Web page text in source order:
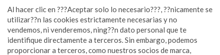
Al hacer clic en ???Aceptar solo lo necesario???, ??nicamente se
utilizar??n las cookies estrictamente necesarias y no
vendemos, ni venderemos, ning??n dato personal que te
identifique directamente a terceros. Sin embargo, podemos
proporcionar a terceros, como nuestros socios de marca,